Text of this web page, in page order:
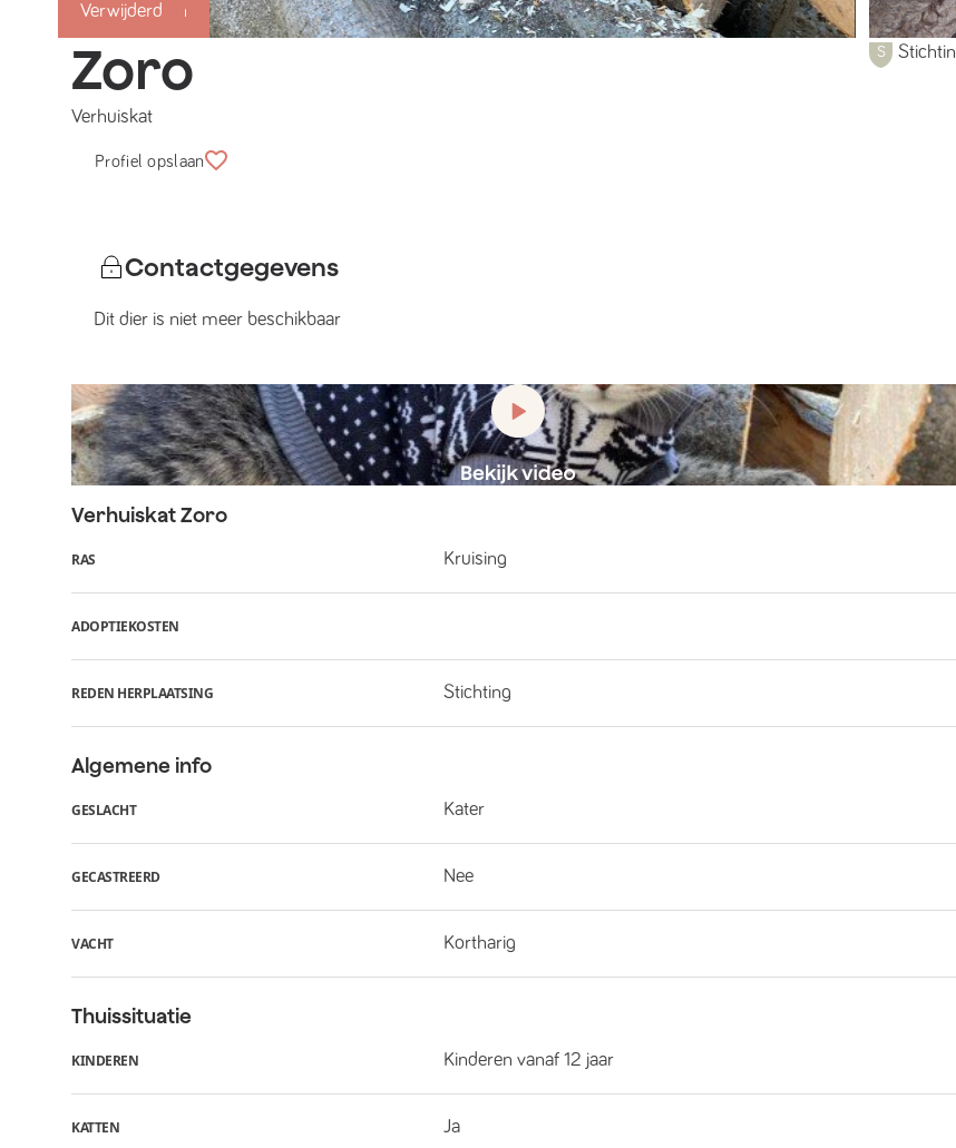
Succesmatch
Verwijderd
Zoro
Verhuiskat
Profiel opslaan
Contactgegevens
Dit dier is niet meer beschikbaar
VerhuiskatZoro
RAS Kruising
ADOPTIEKOSTEN
REDEN HERPLAATSING Stichting
Algemene info
GESLACHT Kater
GECASTREERD Nee
VACHT Kortharig
Thuissituatie
KINDEREN Kinderen vanaf 12 jaar
KATTEN Ja